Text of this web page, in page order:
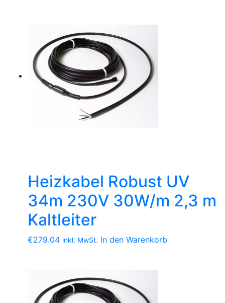
Heizkabel Robust UV
34m 230V 30W/m 2,3 m
Kaltleiter
€279.04 inkl. MwSt. In den Warenkorb